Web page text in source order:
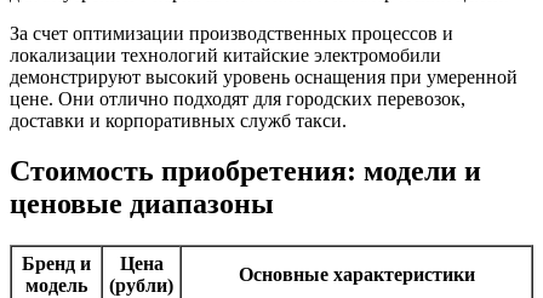
За счет оптимизации производственных процессов и
локализации технологий китайские электромобили
демонстрируют высокий уровень оснащения при умеренной
цене. Они отлично подходят для городских перевозок,
доставки и корпоративных служб такси.
Стоимость приобретения: модели и
ценовые диапазоны
Бренд и
модель
Цена
(рубли)
Основные характеристики